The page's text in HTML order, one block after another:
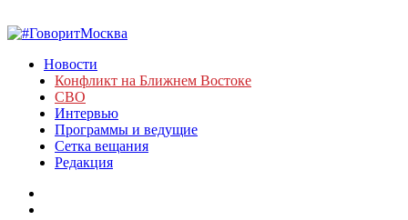
Новости
Конфликт на Ближнем Востоке
СВО
Интервью
Программы и ведущие
Сетка вещания
Редакция